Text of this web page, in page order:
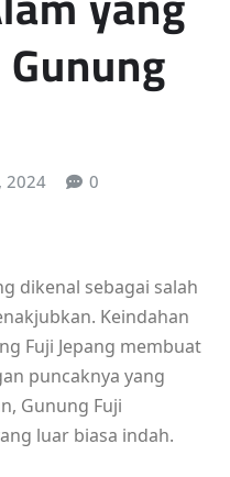
2024 0
dikenal sebagai salah
Keindahan
Fuji Jepang membuat
puncaknya yang
Gunung Fuji
luar biasa indah.